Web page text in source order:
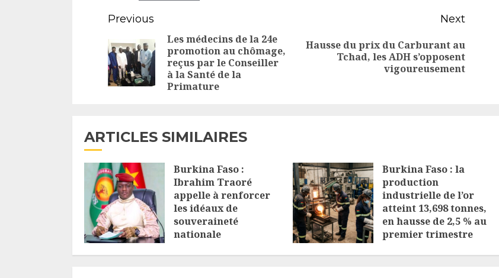
Continue
Reading
Previous
Les médecins de la 24e
promotion au chômage,
reçus par le Conseiller
à la Santé de la
Primature
Next
Next
Hausse du prix du Carburant au
Tchad, les ADH s’opposent
vigoureusement
ARTICLES SIMILAIRES
Burkina Faso :
Ibrahim Traoré
appelle à renforcer
les idéaux de
souveraineté
nationale
Burkina Faso : la
production
industrielle de l’or
atteint 13,698 tonnes,
en hausse de 2,5 % au
premier trimestre